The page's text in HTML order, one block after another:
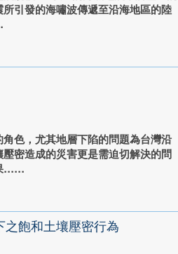
引發的海嘯波傳遞至沿海地區的陸
色，尤其地層下陷的問題為台灣沿
密造成的災害更是需迫切解決的問
...
飽和土壤壓密行為